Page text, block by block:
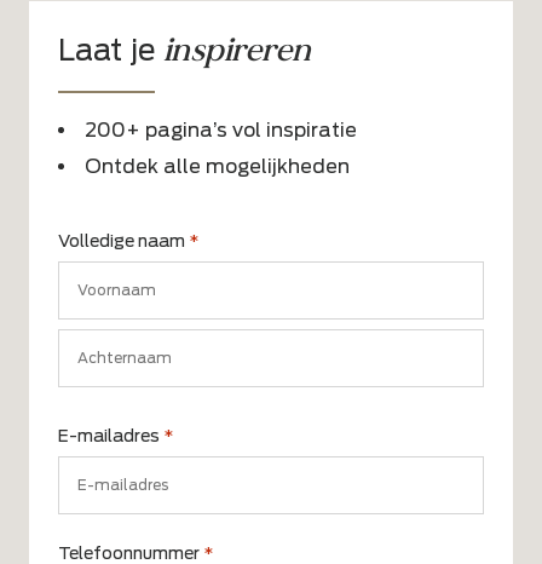
Laat je inspireren
200+ pagina’s vol inspiratie
Ontdek alle mogelijkheden
Volledige naam *
Voornaam
E-mailadres *
Telefoonnummer *